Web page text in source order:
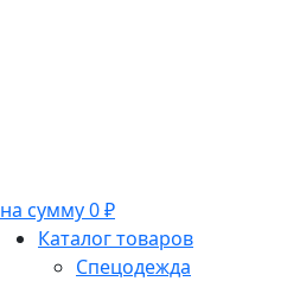
на сумму 0 ₽
Каталог товаров
Спецодежда